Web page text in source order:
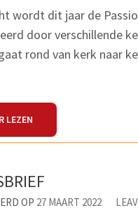
wordt dit jaar de
door verschillende
rond van kerk naar
LEZEN
OP 27 MAART 2022